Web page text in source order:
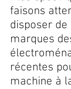
faisons
disposer
marques
récentes
machine à